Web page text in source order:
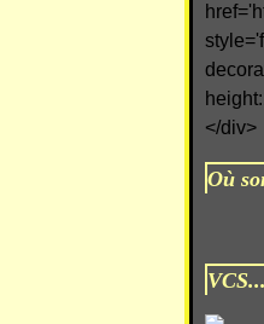
</div>
Où